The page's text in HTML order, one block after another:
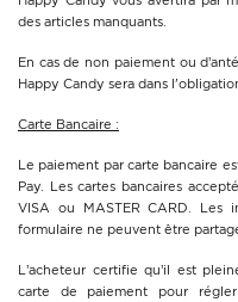
des articles manquants.
En cas de non paiement ou
Happy Candy sera dans
Carte Bancaire :
Le paiement par carte bancaire
Pay. Les cartes bancaires
VISA ou MASTER CARD. Les
formulaire ne peuvent être
L’acheteur certifie qu’il est
carte de paiement pour